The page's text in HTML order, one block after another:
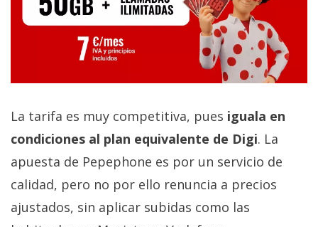
La tarifa es muy competitiva, pues iguala en
condiciones al plan equivalente de Digi. La
apuesta de Pepephone es por un servicio de
calidad, pero no por ello renuncia a precios
ajustados, sin aplicar subidas como las